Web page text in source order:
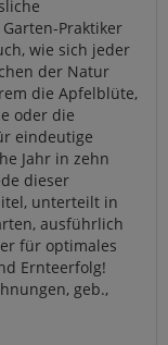
Praktiker
wie sich jeder
der Natur
die Apfelblüte,
oder die
eindeutige
Jahr in zehn
dieser
unterteilt in
ausführlich
für optimales
Ernteerfolg!
geb.,